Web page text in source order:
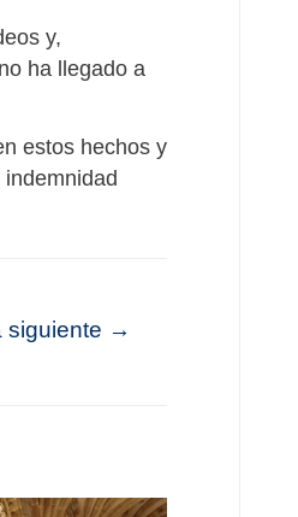
y,
ha llegado a
estos hechos y
siguiente →